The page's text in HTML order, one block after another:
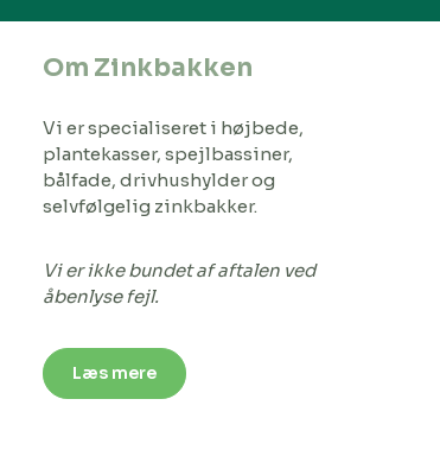
Om Zinkbakken
Vi er specialiseret i højbede,
plantekasser, spejlbassiner,
bålfade, drivhushylder og
selvfølgelig zinkbakker.
Vi er ikke bundet af aftalen ved
åbenlyse fejl.
Læs mere